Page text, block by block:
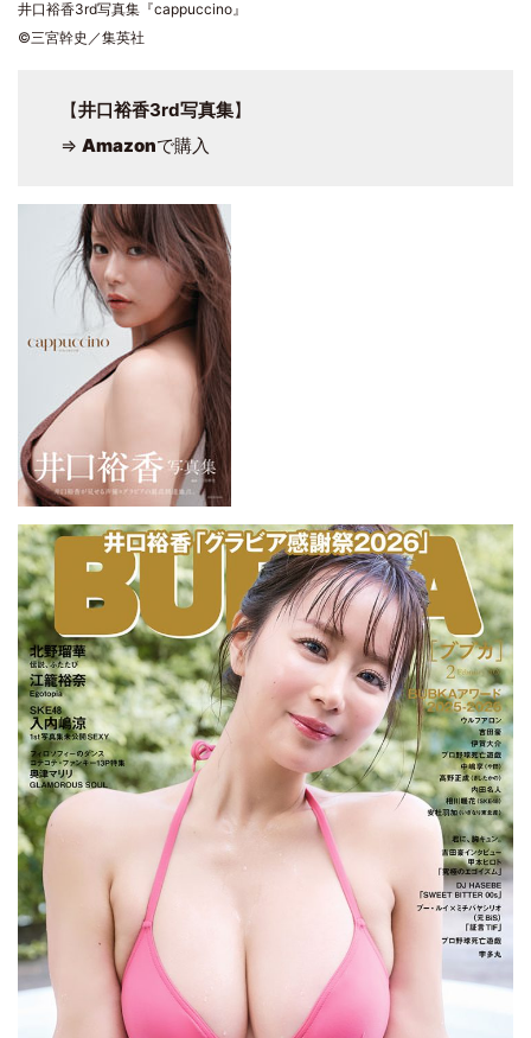
井口裕香3rd写真集『cappuccino』
©三宮幹史／集英社
【井口裕香3rd写真集】
⇒ Amazonで購入